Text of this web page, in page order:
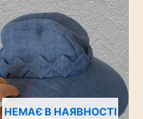
НЕМАЄ В НАЯВНОСТІ